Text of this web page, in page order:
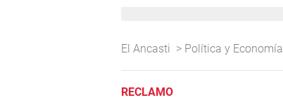
El Ancasti > Política y Economía
RECLAMO